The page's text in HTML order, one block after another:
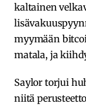
kaltainen
myymään
matala, ja
Saylor torjui
niitä